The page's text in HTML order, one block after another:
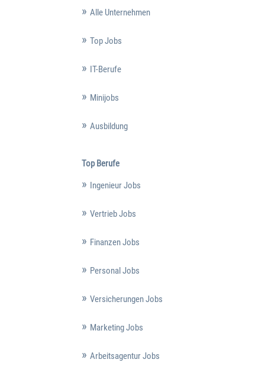
Alle Unternehmen
Top Jobs
IT-Berufe
Minijobs
Ausbildung
Top Berufe
Ingenieur Jobs
Vertrieb Jobs
Finanzen Jobs
Personal Jobs
Versicherungen Jobs
Marketing Jobs
Arbeitsagentur Jobs